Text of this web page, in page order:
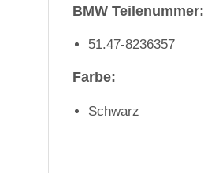
BMW Teilenummer:
51.47-8236357
Farbe:
Schwarz